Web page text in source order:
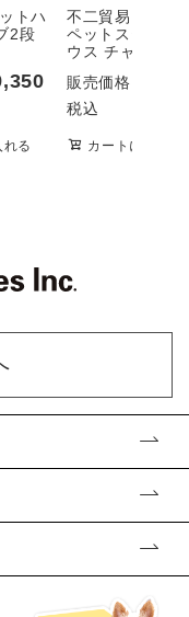
トハ
2段
れる
不二貿易 収納付
ペットステップ
ウス チャコール
販売価格
税込
カートに入れる